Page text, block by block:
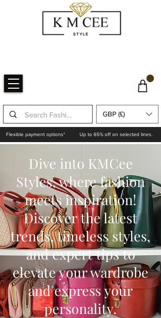
GBP (£)
Flexible payment options* Up to 65% off on selected lines.
Dive into KMCee
Styles, where fashion
meets inspiration!
Discover the latest
trends, timeless styles,
and expert tips to
elevate your wardrobe
and express your
personality.